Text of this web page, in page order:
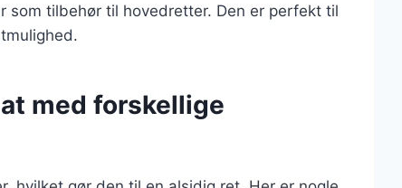
som tilbehør til hovedretter. Den er perfekt til
med forskellige